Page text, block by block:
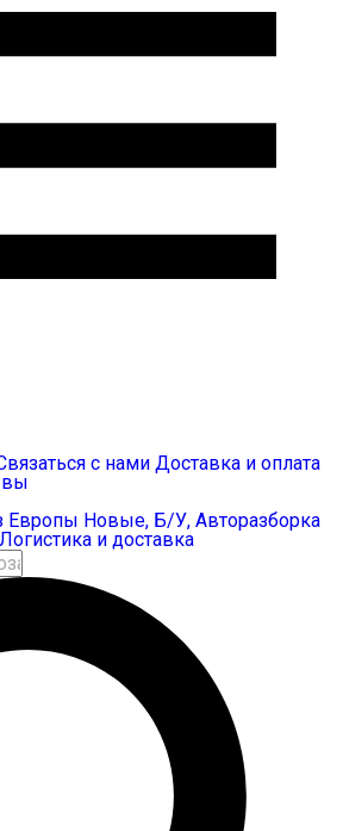
с нами Доставка и оплата
Европы Новые, Б/У, Авторазборка
Логистика и доставка